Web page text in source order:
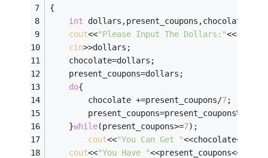
{
int dollars,present_coupons,chocolate;
cout<<"Please Input The Dollars:"<<endl
cin>>dollars;
	chocolate=dollars;
	present_coupons=dollars;
do{
		chocolate +=present_coupons/
7;
		present_coupons=present_coupons%
	}
while(present_coupons>=7);
cout<<"You Can Get "<<chocolate<<
cout<<"You Have "<<present_coupons<<